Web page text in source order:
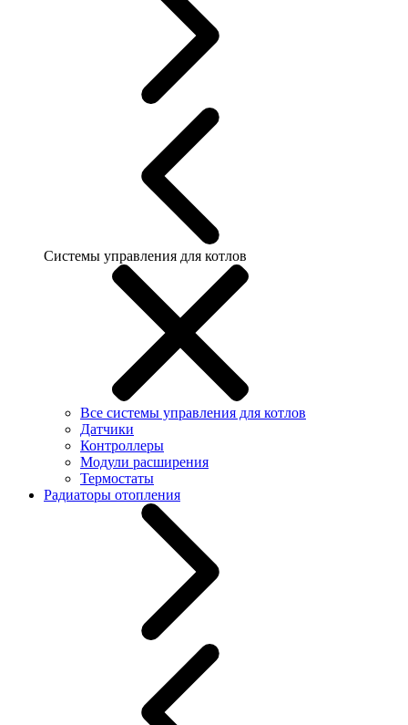
Системы управления для котлов
Все системы управления для котлов
Датчики
Контроллеры
Модули расширения
Термостаты
Радиаторы отопления